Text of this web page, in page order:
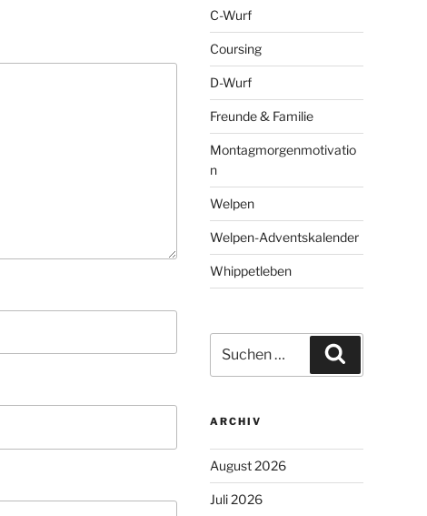
C-Wurf
Coursing
D-Wurf
Freunde & Familie
Montagmorgenmotivatio
n
Welpen
Welpen-Adventskalender
Whippetleben
nach:
ARCHIV
August 2026
Juli 2026